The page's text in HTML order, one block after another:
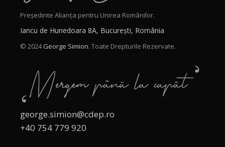
Președinte Alianța pentru Unirea Românilor.
Iancu de Hunedoara 8A, București, România
© 2024George Simion. Toate Drepturile Rezervate.
george.simion@cdep.ro
+40 754 779 920